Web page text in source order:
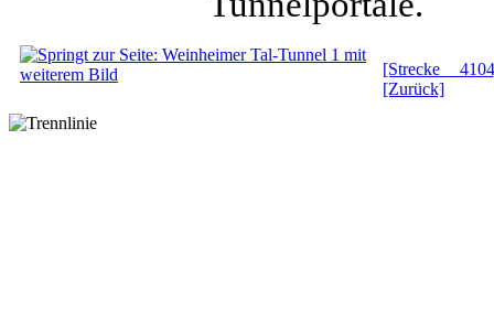
[Strecke
[Zurück]